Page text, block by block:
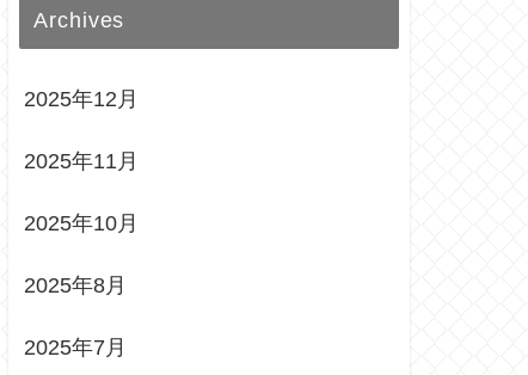
Archives
2025年12月
2025年11月
2025年10月
2025年8月
2025年7月